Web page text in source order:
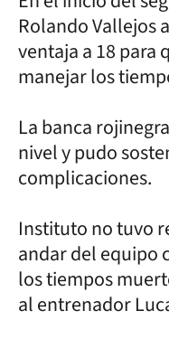
Rolando Vallejos
ventaja a 18 para
manejar los
La banca
nivel y pudo
complicaciones.
Instituto no tuvo
andar del equipo
los tiempos
al entrenador